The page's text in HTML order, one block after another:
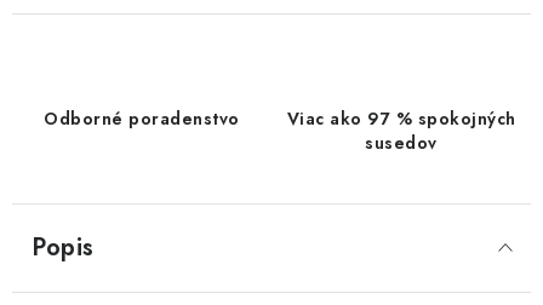
Odborné poradenstvo
Viac ako 97 % spokojných
susedov
Popis